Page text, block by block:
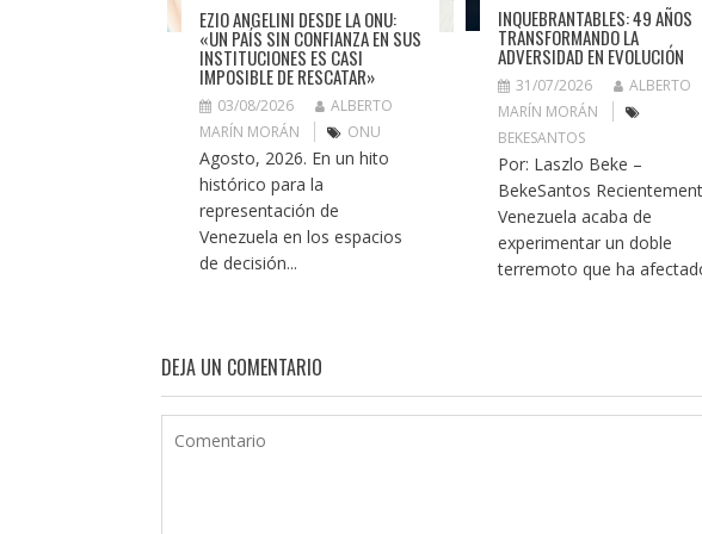
EZIO ANGELINI DESDE LA ONU:
«UN PAÍS SIN CONFIANZA EN SUS
INSTITUCIONES ES CASI
IMPOSIBLE DE RESCATAR»
03/08/2026
ALBERTO
MARÍN MORÁN
ONU
Agosto, 2026. En un hito
histórico para la
representación de
Venezuela en los espacios
de decisión...
INQUEBRANTABLES: 49 AÑOS
TRANSFORMANDO LA
ADVERSIDAD EN EVOLUCIÓN
31/07/2026
ALBERTO
MARÍN MORÁN
BEKESANTOS
Por: Laszlo Beke –
BekeSantos
Venezuela acaba de
experimentar un doble
terremoto que ha
DEJA UN COMENTARIO